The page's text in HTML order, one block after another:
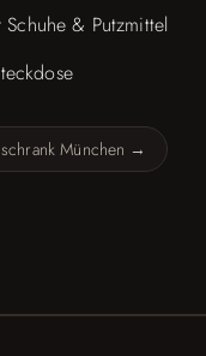
& Putzmittel
München →